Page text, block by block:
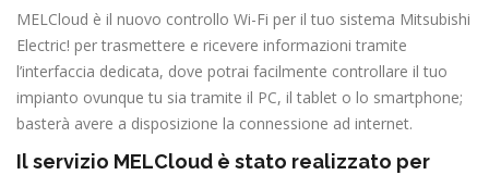
MELCloud è il nuovo controllo Wi-Fi per il tuo sistema Mitsubishi
Electric! per trasmettere e ricevere informazioni tramite
l’interfaccia dedicata, dove potrai facilmente controllare il tuo
impianto ovunque tu sia tramite il PC, il tablet o lo smartphone;
basterà avere a disposizione la connessione ad internet.
Il servizio MELCloud è stato realizzato per